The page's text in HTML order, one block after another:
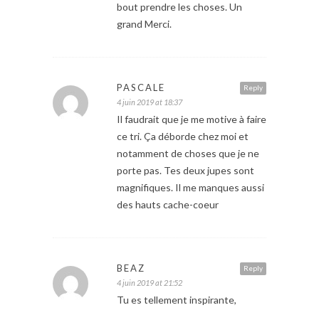
bout prendre les choses. Un
grand Merci.
Reply
PASCALE
4 juin 2019 at 18:37
Il faudrait que je me motive à faire
ce tri. Ça déborde chez moi et
notamment de choses que je ne
porte pas. Tes deux jupes sont
magnifiques. Il me manques aussi
des hauts cache-coeur
Reply
BEAZ
4 juin 2019 at 21:52
Tu es tellement inspirante,